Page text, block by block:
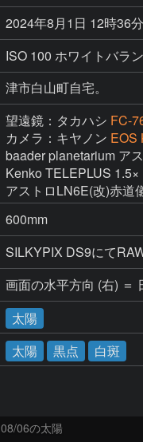
2024年8月1日 12時36
ISO 100 ホワイトバラ
津市白山町自宅。
望遠鏡：タカハシ FC-
カメラ：キヤノン EOS
baader planetarium ア
Kenko TELEPLUS
アストロLN6E(改)赤道
600mm
画面の水平方向 (右) ＝
太陽
太陽 黒点 白斑
08/06の太陽